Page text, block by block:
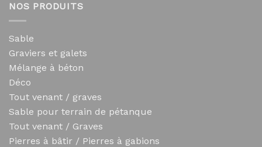
NOS PRODUITS
Sable
Graviers et galets
Mélange à béton
Déco
Tout venant / graves
Sable pour terrain de pétanque
Tout venant / Graves
Pierres à bâtir / Pierres à gabions